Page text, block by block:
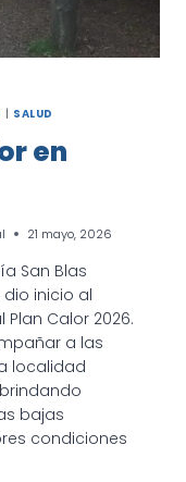
| SALUD
en
21 mayo, 2026
San Blas
inicio al
Calor 2026.
a las
localidad
bajas
condiciones